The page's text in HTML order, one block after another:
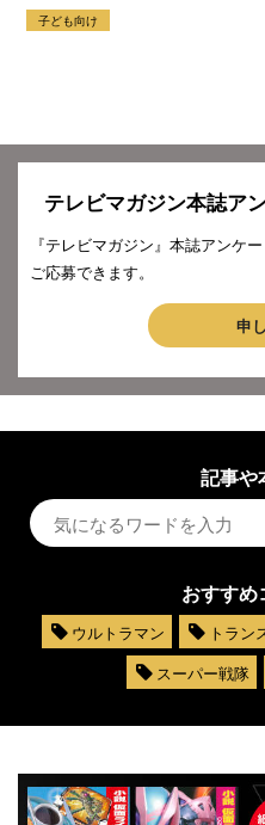
子ども向け
テレビマガジン本誌ア
『テレビマガジン』本誌アンケ
ご応募できます。
申
記事や
おすすめ
ウルトラマン トラン
スーパー戦隊